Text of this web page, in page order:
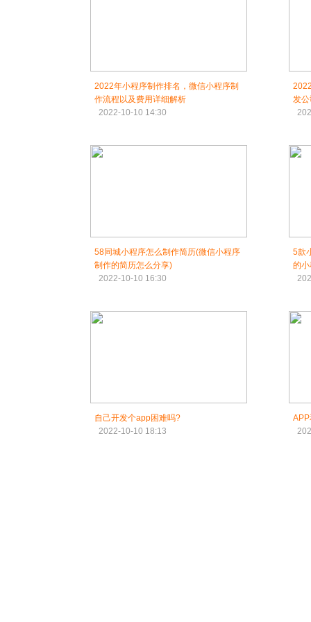
2022年小程序制作排名，微信小程序制
作流程以及费用详细解析
2022-10-10 14:30
发
58同城小程序怎么制作简历(微信小程序
制作的简历怎么分享)
2022-10-10 16:30
5款
的
自己开发个app困难吗?
2022-10-10 18:13